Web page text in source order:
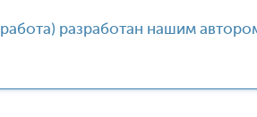
разработан нашим